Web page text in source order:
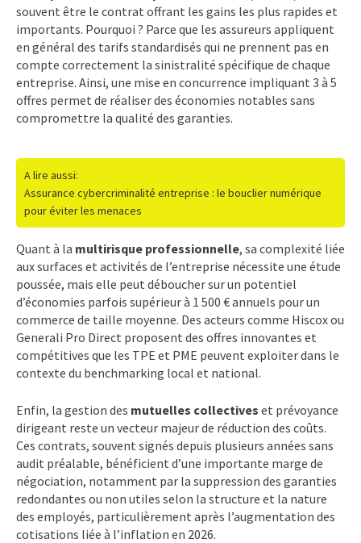
souvent être le contrat offrant les gains les plus rapides et
importants. Pourquoi ? Parce que les assureurs appliquent
en général des tarifs standardisés qui ne prennent pas en
compte correctement la sinistralité spécifique de chaque
entreprise. Ainsi, une mise en concurrence impliquant 3 à 5
offres permet de réaliser des économies notables sans
compromettre la qualité des garanties.
A lire aussi:
Assurance cybercriminalité entreprise : le bouclier numérique
pour éviter les menaces
Quant à la multirisque professionnelle, sa complexité liée
aux surfaces et activités de l’entreprise nécessite une étude
poussée, mais elle peut déboucher sur un potentiel
d’économies parfois supérieur à 1 500 € annuels pour un
commerce de taille moyenne. Des acteurs comme Hiscox ou
Generali Pro Direct proposent des offres innovantes et
compétitives que les TPE et PME peuvent exploiter dans le
contexte du benchmarking local et national.
Enfin, la gestion des mutuelles collectives et prévoyance
dirigeant reste un vecteur majeur de réduction des coûts.
Ces contrats, souvent signés depuis plusieurs années sans
audit préalable, bénéficient d’une importante marge de
négociation, notamment par la suppression des garanties
redondantes ou non utiles selon la structure et la nature
des employés, particulièrement après l’augmentation des
cotisations liée à l’inflation en 2026.